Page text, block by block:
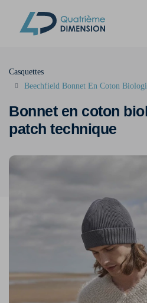
Bonnet en coton
patch technique
Casquettes
Beechfield Bonnet En Coton